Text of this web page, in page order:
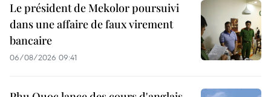
Le président de Mekolor poursuivi
dans une affaire de faux virement
bancaire
06/08/2026 09:41